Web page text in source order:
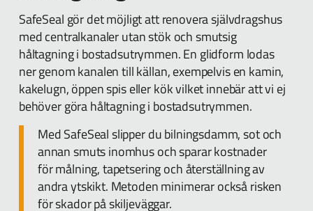
SafeSeal gör det möjligt att renovera självdragshus
med centralkanaler utan stök och smutsig
håltagning i bostadsutrymmen. En glidform lodas
ner genom kanalen till källan, exempelvis en kamin,
kakelugn, öppen spis eller kök vilket innebär att vi ej
behöver göra håltagning i bostadsutrymmen.
Med SafeSeal slipper du bilningsdamm, sot och
annan smuts inomhus och sparar kostnader
för målning, tapetsering och återställning av
andra ytskikt. Metoden minimerar också risken
för skador på skiljeväggar.